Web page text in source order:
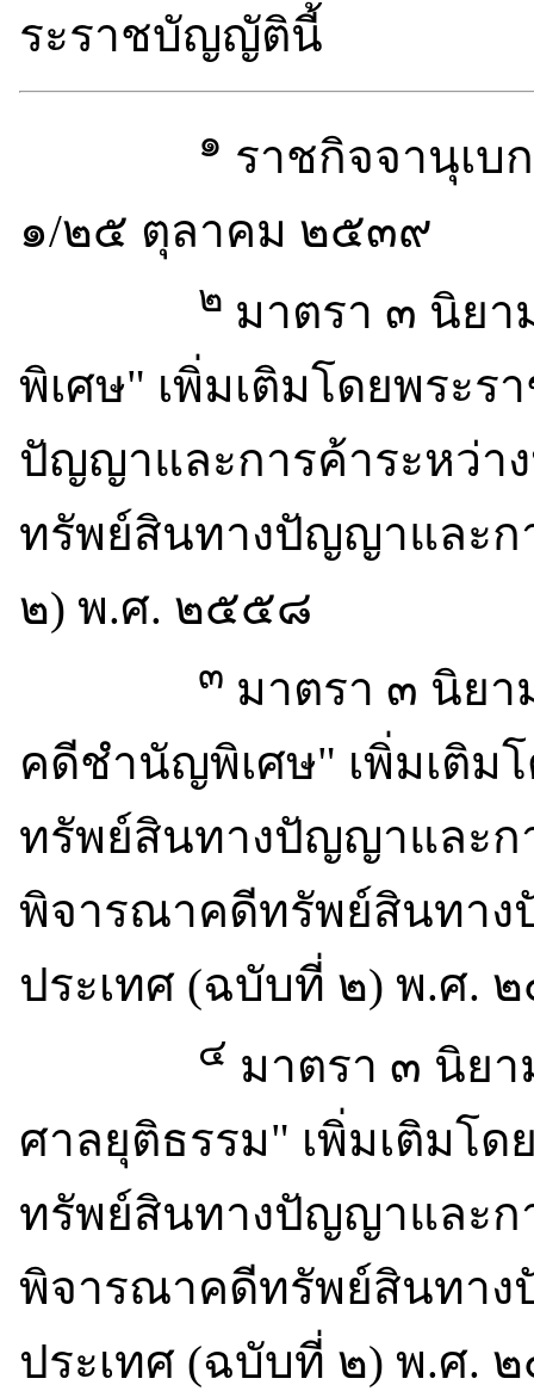
ระราชบัญญัตินี้
๑ ราชกิจจานุเ
๑/๒๕ ตุลาคม ๒๕๓๙
๒ มาตรา ๓ นิย
พิเศษ" เพิ่มเติมโดยพระ
ปัญญาและการค้าระหว่า
ทรัพย์สินทางปัญญาและก
๒) พ.ศ. ๒๕๕๘
๓ มาตรา ๓ นิย
คดีชำนัญพิเศษ" เพิ่มเติม
ทรัพย์สินทางปัญญาและก
พิจารณาคดีทรัพย์สินทาง
ประเทศ (ฉบับที่ ๒) พ.ศ.
๔ มาตรา ๓ นิย
ศาลยุติธรรม" เพิ่มเติมโ
ทรัพย์สินทางปัญญาและก
พิจารณาคดีทรัพย์สินทาง
ประเทศ (ฉบับที่ ๒) พ.ศ.